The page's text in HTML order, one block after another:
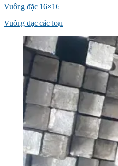
Vuông đặc 16×16
Vuông đặc các loại